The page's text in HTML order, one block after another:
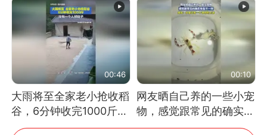
教！
00:46
大雨将至全家老小抢收稻
谷，6分钟收完1000斤，
没有一个人掉链子
00:10
网友晒自己养的一些小宠
物，感觉跟常见的确实有
些不一样